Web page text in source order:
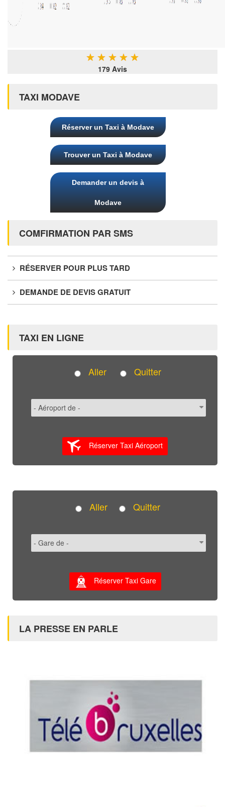
★ ★ ★ ★ ★
179 Avis
TAXI MODAVE
Réserver un Taxi à Modave
Trouver un Taxi à Modave
Demander un devis à
Modave
COMFIRMATION PAR SMS
RÉSERVER POUR PLUS TARD
DEMANDE DE DEVIS GRATUIT
TAXI EN LIGNE
Aller Quitter
Réserver Taxi Aéroport
Aller Quitter
Réserver Taxi Gare
LA PRESSE EN PARLE